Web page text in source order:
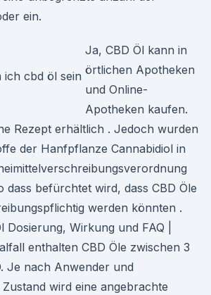
ein.
Ja, CBD Öl kann in
örtlichen Apotheken
und Online-
Apotheken kaufen.
Rezept erhältlich . Jedoch wurden
der Hanfpflanze Cannabidiol in
dass befürchtet wird, dass CBD Öle
werden könnten .
Dosierung, Wirkung und FAQ |
enthalten CBD Öle zwischen 3
Je nach Anwender und
wird eine angebrachte